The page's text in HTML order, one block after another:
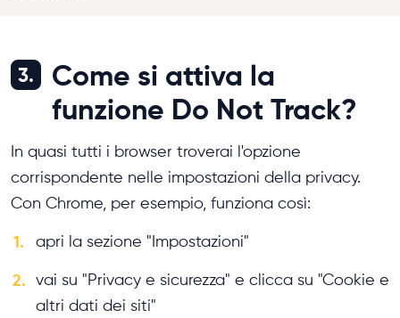
3.
Come si attiva la
funzione Do Not Track?
In quasi tutti i browser troverai l'opzione
corrispondente nelle impostazioni della privacy.
Con Chrome, per esempio, funziona così:
1. apri la sezione "Impostazioni"
2. vai su "Privacy e sicurezza" e clicca su "Cookie e
altri dati dei siti"